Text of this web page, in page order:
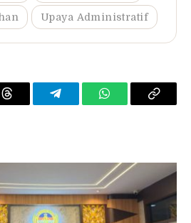
Upaya Administratif
Threads TelegramWhatsAppCopy